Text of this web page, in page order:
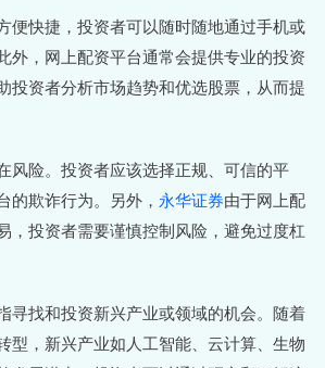
便快捷，投资者可以随时随地通过手机或
外，网上配资平台通常会提供专业的投资
投资者分析市场趋势和优选股票，从而提
风险。投资者应该选择正规、可信的平
的欺诈行为。另外， 永华证券由于网上配
，投资者需要谨慎控制风险，避免过度杠
寻找和投资新兴产业或领域的机会。随着
型，新兴产业如人工智能、云计算、生物